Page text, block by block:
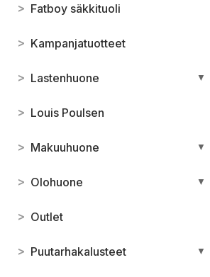
> Fatboy säkkituoli
> Kampanjatuotteet
> Lastenhuone ▼
> Louis Poulsen
> Makuuhuone ▼
> Olohuone ▼
> Outlet
> Puutarhakalusteet ▼